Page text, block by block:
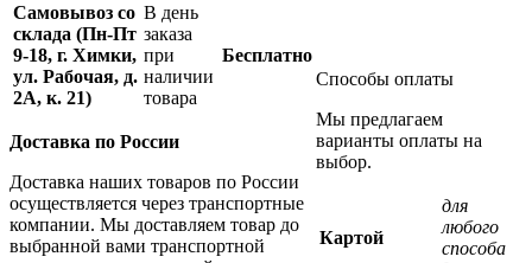
Самовывоз со
склада (Пн-Пт
9-18, г. Химки,
ул. Рабочая, д.
2А, к. 21)
В день
заказа
при
наличии
товара
Бесплатно
Доставка по России
Доставка наших товаров по России
осуществляется через транспортные
компании. Мы доставляем товар до
выбранной вами транспортной
Способы оплаты
Мы предлагаем
варианты оплаты на
выбор.
Картой
для
любого
способа